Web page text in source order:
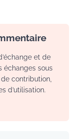
et de
échanges sous
contribution,
d’utilisation.